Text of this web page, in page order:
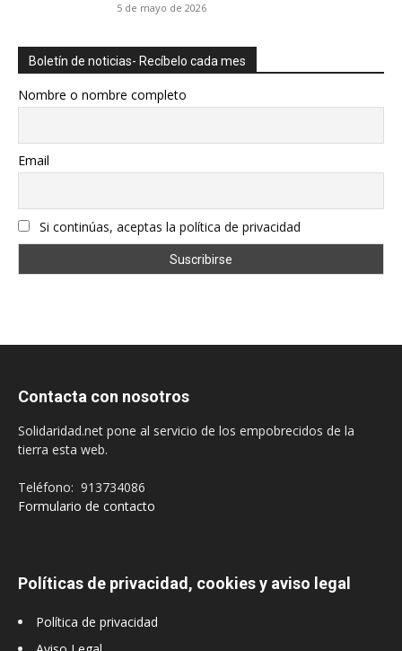
5 de mayo de 2026
Boletín de noticias- Recíbelo cada mes
Nombre o nombre completo
Email
Si continúas, aceptas la política de privacidad
Contacta con nosotros
Solidaridad.net pone al servicio de los empobrecidos de la
tierra esta web.
Teléfono: 913734086
Formulario de contacto
Políticas de privacidad, cookies y aviso legal
Política de privacidad